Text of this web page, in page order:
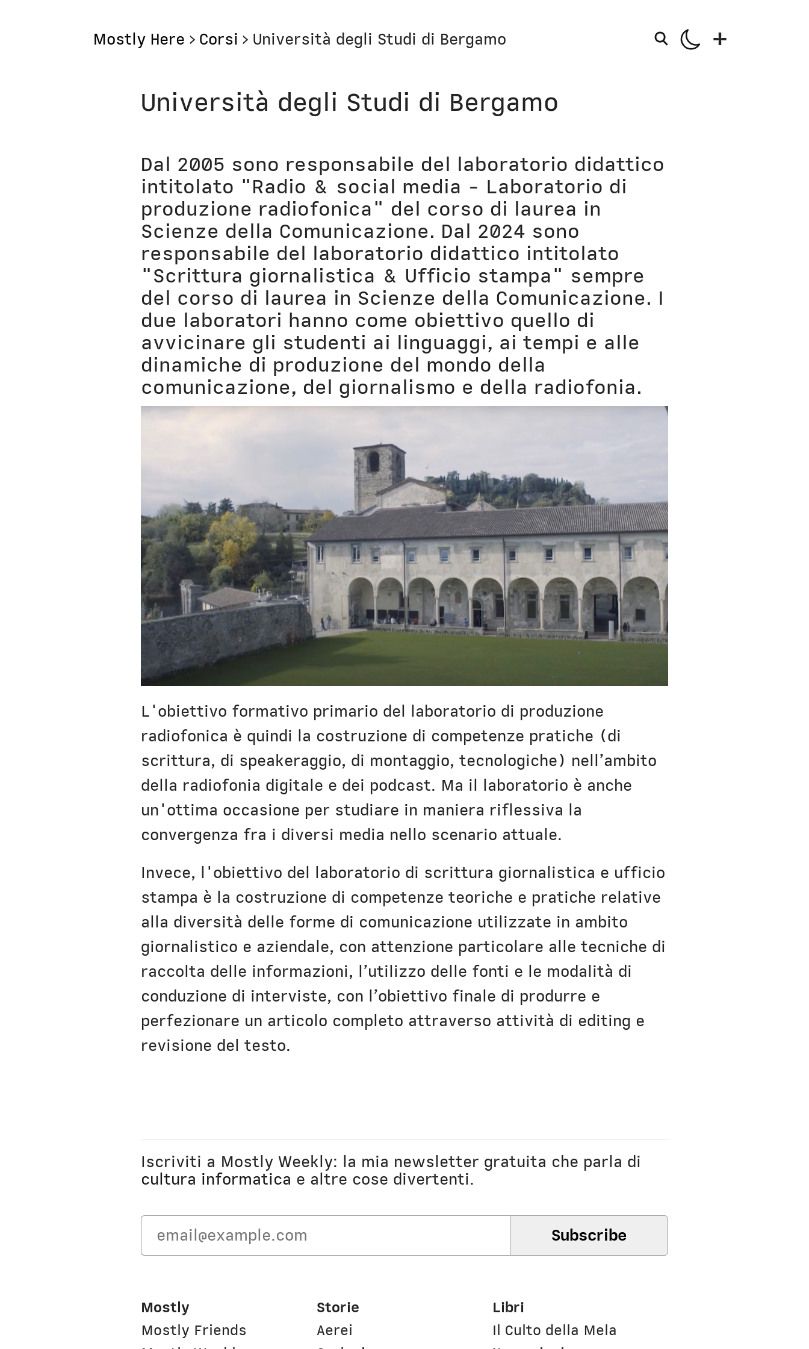
Mostly Here > Corsi > Università degli Studi di Bergamo +
Mostly
Mostly Friends
Il Posto di Antonio
Storie
Aerei
Computer
Libri
Il Culto della Mela
Lavori in corso
Bottega
Digito Ergo Sum
Domenica Internet
Nausicaa
Corsi
Unicatt
Unibg
Civica Scuola
Bio
In prima persona
In terza persona
English Bio
Università degli Studi di Bergamo
Dal 2005 sono responsabile del laboratorio didattico
intitolato "Radio & social media - Laboratorio di
produzione radiofonica" del corso di laurea in
Scienze della Comunicazione. Dal 2024 sono
responsabile del laboratorio didattico intitolato
"Scrittura giornalistica & Ufficio stampa" sempre
del corso di laurea in Scienze della Comunicazione. I
due laboratori hanno come obiettivo quello di
avvicinare gli studenti ai linguaggi, ai tempi e alle
dinamiche di produzione del mondo della
comunicazione, del giornalismo e della radiofonia.
L'obiettivo formativo primario del laboratorio di produzione
radiofonica è quindi la costruzione di competenze pratiche (di
scrittura, di speakeraggio, di montaggio, tecnologiche) nell’ambito
della radiofonia digitale e dei podcast. Ma il laboratorio è anche
un'ottima occasione per studiare in maniera riflessiva la
convergenza fra i diversi media nello scenario attuale.
Invece, l'obiettivo del laboratorio di scrittura giornalistica e ufficio
stampa è la costruzione di competenze teoriche e pratiche relative
alla diversità delle forme di comunicazione utilizzate in ambito
giornalistico e aziendale, con attenzione particolare alle tecniche di
raccolta delle informazioni, l’utilizzo delle fonti e le modalità di
conduzione di interviste, con l’obiettivo finale di produrre e
perfezionare un articolo completo attraverso attività di editing e
revisione del testo.
Iscriviti a Mostly Weekly: la mia newsletter gratuita che parla di
cultura informatica e altre cose divertenti.
Mostly
Mostly Friends
Storie
Aerei
Libri
Il Culto della Mela